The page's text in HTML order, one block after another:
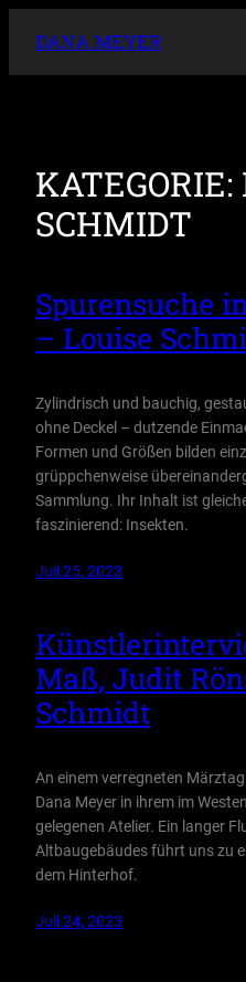
InhaltDANA MEYER
KATEGORIE:
SCHMIDT
Spurensuche
– Louise
Zylindrisch und bauchig,
ohne Deckel – dutzende
Formen und Größen bilden
grüppchenweise
Sammlung. Ihr Inhalt ist
faszinierend: Insekten.
Juli 25, 2023
Maß, Judit
Schmidt
An einem verregneten
Dana Meyer in ihrem im
gelegenen Atelier. Ein langer
Altbaugebäudes führt uns zu
dem Hinterhof.
Juli 24, 2023